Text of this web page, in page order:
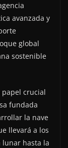
avanzada y
global
sostenible
crucial
fundada
la nave
llevará a los
lunar hasta la